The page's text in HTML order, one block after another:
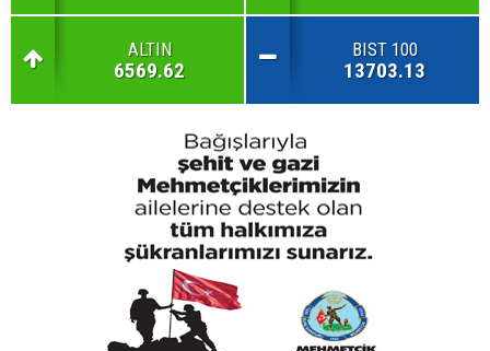
ALTIN
6569.62
BIST 100
13703.13